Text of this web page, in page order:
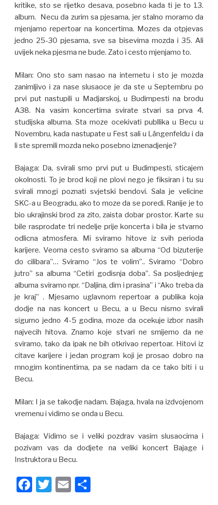
kritike, sto se rijetko desava, posebno kada ti je to 13.
album. Necu da zurim sa pjesama, jer stalno moramo da
mjenjamo repertoar na koncertima. Mozes da otpjevas
jedno 25-30 pjesama, sve sa bisevima mozda i 35. Ali
uvijek neka pjesma ne bude. Zato i cesto mjenjamo to.
Milan: Ono sto sam nasao na internetu i sto je mozda
zanimljivo i za nase slusaoce je da ste u Septembru po
prvi put nastupili u Madjarskoj, u Budimpesti na brodu
A38. Na vasim koncertima svirate stvari sa prva 4.
studijska albuma. Sta moze ocekivati publlika u Becu u
Novembru, kada nastupate u Fest sali u Längenfeldu i da
li ste spremili mozda neko posebno iznenadjenje?
Bajaga: Da, svirali smo prvi put u Budimpesti, sticajem
okolnosti. To je brod koji ne plovi nego je fiksiran i tu su
svirali mnogi poznati svjetski bendovi. Sala je velicine
SKC-a u Beogradu, ako to moze da se poredi. Ranije je to
bio ukrajinski brod za zito, zaista dobar prostor. Karte su
bile rasprodate tri nedelje prije koncerta i bila je stvarno
odlicna atmosfera. Mi sviramo hitove iz svih perioda
karijere. Veoma cesto sviramo sa albuma “Od bizuterije
do cilibara”… Sviramo “Jos te volim”.. Sviramo “Dobro
jutro” sa albuma “Cetiri godisnja doba”. Sa posljednjeg
albuma sviramo npr. “Daljina, dim i prasina” i “Ako treba da
je kraj” . Mjesamo uglavnom repertoar a publika koja
dodje na nas koncert u Becu, a u Becu nismo svirali
sigurno jedno 4-5 godina, moze da ocekuje izbor nasih
najvecih hitova. Znamo koje stvari ne smijemo da ne
sviramo, tako da ipak ne bih otkrivao repertoar. Hitovi iz
citave karijere i jedan program koji je prosao dobro na
mnogim kontinentima, pa se nadam da ce tako biti i u
Becu.
Milan: I ja se takodje nadam. Bajaga, hvala na izdvojenom
vremenu i vidimo se onda u Becu.
Bajaga: Vidimo se i veliki pozdrav vasim slusaocima i
pozivam vas da dodjete na veliki koncert Bajage i
Instruktora u Becu.
F
T
E